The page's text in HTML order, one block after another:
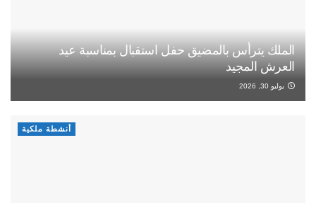
الملك يترأس بالمضيق حفل استقبال بمناسبة عيد
العرش المجيد
يوليو 30, 2026
أنشطة ملكية